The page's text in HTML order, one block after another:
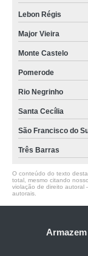
Lebon Régis
Major Vieira
Monte Castelo
Pomerode
Rio Negrinho
Santa Cecília
São Francisco do
Três Barras
O conteúdo do texto
total, mesmo citando
violação de direito autoral
autorais